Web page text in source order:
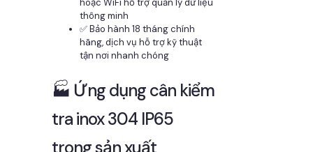
hoặc WiFi hỗ trợ quản lý dữ liệu
thông minh
✅ Bảo hành 18 tháng chính
hãng, dịch vụ hỗ trợ kỹ thuật
tận nơi nhanh chóng
🏭 Ứng dụng cân kiểm
tra inox 304 IP65
trong sản xuất